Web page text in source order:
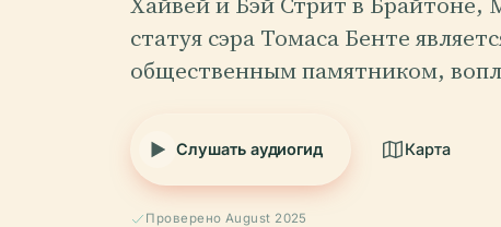
статуя сэра Томаса Бенте
общественным памятником,
Слушать аудиогид Карта
Проверено August 2025